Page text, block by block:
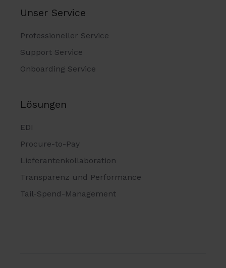
Unser Service
Professioneller Service
Support Service
Onboarding Service
Lösungen
EDI
Procure-to-Pay
Lieferantenkollaboration
Transparenz und Performance
Tail-Spend-Management